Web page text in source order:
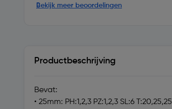
Bekijk meer beoordelingen
Productbeschrijving
Bevat:
• 25mm: PH:1,2,3 PZ:1,2,3 SL:6 T:20,25,25